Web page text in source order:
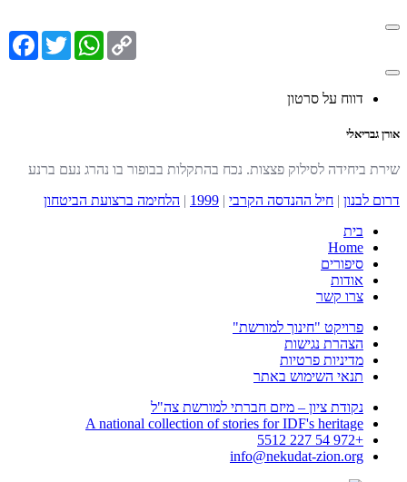
Twitter
WhatsApp Copy
Link
דווח על סרטון
אורן גבריאלי
שירת ביחידה לסילוק פצצות. נכח בהתקלות בבופור בו נהרג נעם ברנע
דרום לבנון | חיל ההנדסה הקרבי |
1999
| הלחימה ברצועת הביטחון
בית
Home
סיפורים
אודות
צרו קשר
פרויקט "חינוך למורשת"
הצהרת נגישות
מדיניות פרטיות
תנאי השימוש באתר
נקודת ציון – מיזם חברתי למורשת צה"ל
A national collection of stories for IDF's heritage
+972 54 227 5512
info@nekudat-zion.org